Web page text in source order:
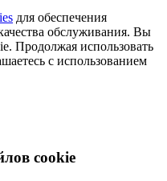
для обеспечения
обслуживания. Вы
Продолжая использовать
с использованием
cookie